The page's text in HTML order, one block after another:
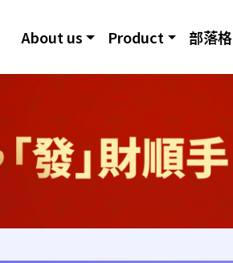
About us Product 部落格